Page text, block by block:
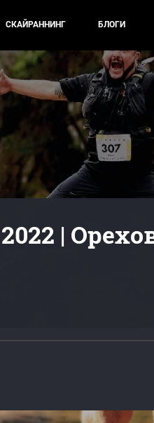
СКАЙРАННИНГ БЛОГИ
|